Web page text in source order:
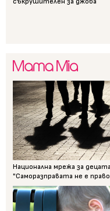
Национална мрежа за
"Саморазправата не е